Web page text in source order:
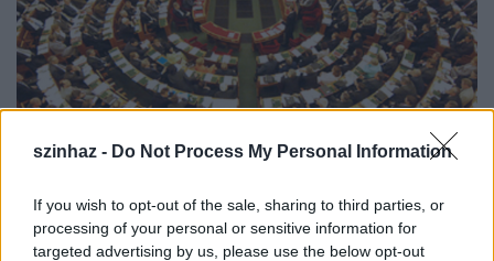
szinhaz - Do Not Process My Personal Information
If you wish to opt-out of the sale, sharing to third parties, or
processing of your personal or sensitive information for
targeted advertising by us, please use the below opt-out
Színházi törvénytervezet
szinhazhu • 2008. július 30.